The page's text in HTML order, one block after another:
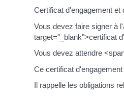
Certificat d'engagement et
Vous devez faire signer à
target="_blank">certificat
Vous devez attendre
Ce certificat
Il rappelle les obligations